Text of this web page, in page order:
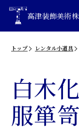
高津装飾美術
トップ レンタル小道具
白木
服箪笥